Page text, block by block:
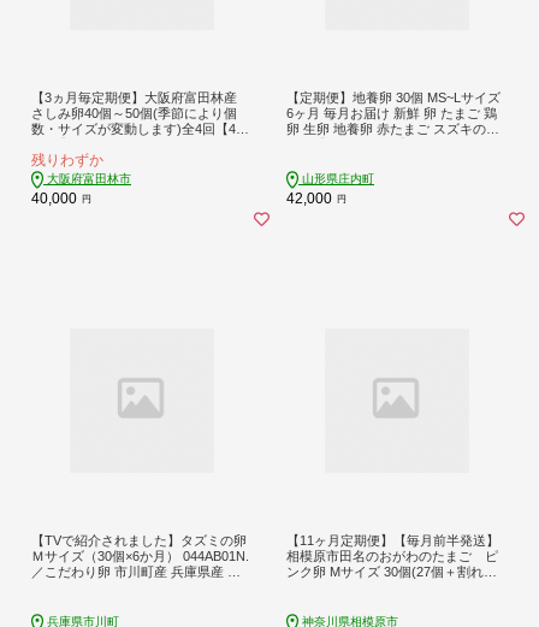
【3ヵ月毎定期便】大阪府富田林産
さしみ卵40個～50個(季節により個
数・サイズが変動します)全4回【408
残りわずか
大阪府富田林市
40,000 円
【定期便】地養卵 30個 MS~Lサイズ
6ヶ月 毎月お届け 新鮮 卵 たまご 鶏
卵 生卵 地養卵 赤たまご スズキのた
山形県庄内町
42,000 円
【TVで紹介されました】タズミの卵
Ｍサイズ（30個×6か月） 044AB01N.
／こだわり卵 市川町産 兵庫県産 た
兵庫県市川町
【11ヶ月定期便】【毎月前半発送】
相模原市田名のおがわのたまご ピ
ンク卵 Mサイズ 30個(27個＋割れ補
神奈川県相模原市